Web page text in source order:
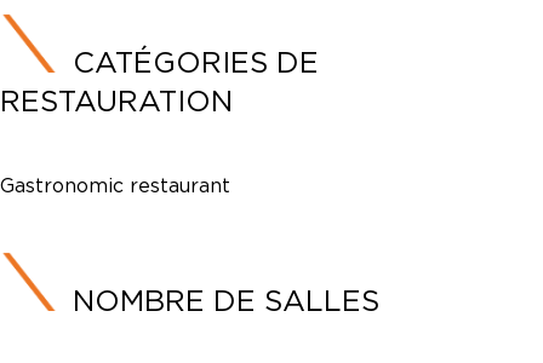
CATÉGORIES DE
RESTAURATION
Gastronomic restaurant
NOMBRE DE SALLES